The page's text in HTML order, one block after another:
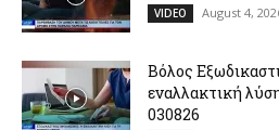
VIDEO August 4,
Βόλος
εναλλακτική
030826